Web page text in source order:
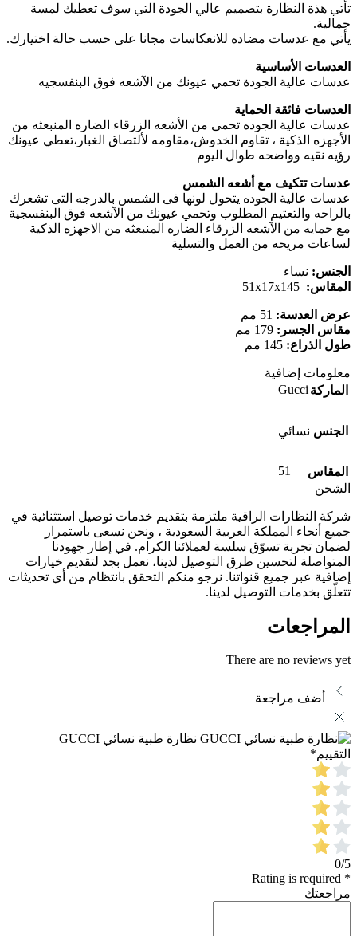
تأتي هذة النظارة بتصميم عالي الجودة التي سوف تعطيك لمسة
جمالية.
يأتي مع عدسات مضاده للانعكاسات مجانا على حسب حالة اختيارك.
العدسات الأساسية
عدسات عالية الجودة تحمي عيونك من الآشعه فوق البنفسجيه
العدسات فائقة الحماية
عدسات عالية الجوده تحمى من الأشعه الزرقاء الضاره المنبعثه من
الأجهزه الذكية ، تقاوم الخدوش،مقاومه لألتصاق الغبار،تعطي عيونك
رؤيه نقيه وواضحه طوال اليوم
عدسات تتكيف مع أشعه الشمس
عدسات عالية الجوده يتحول لونها فى الشمس بالدرجه التى تشعرك
بالراحه والتعتيم المطلوب وتحمي عيونك من الآشعه فوق البنفسجية
مع حمايه من الآشعه الزرقاء الضاره المنبعثه من الاجهزه الذكية
لساعات مريحه من العمل والتسلية
الجنس: نساء
المقاس:
عرض العدسة:
مقاس الجسر:
طول الذراع:
معلومات إضافية
الماركة Gucci
الجنس نسائي
المقاس
51
الشحن
شركة النظارات الراقية ملتزمة بتقديم خدمات توصيل استثنائية في
جميع أنحاء المملكة العربية السعودية ، ونحن نسعى باستمرار
لضمان تجربة تسوّق سلسة لعملائنا الكرام. في إطار جهودنا
المتواصلة لتحسين طرق التوصيل لدينا، نعمل بجد لتقديم خيارات
إضافية عبر جميع قنواتنا. نرجو منكم التحقق بانتظام من أي تحديثات
تتعلّق بخدمات التوصيل لدينا.
المراجعات
There are no reviews yet
أضف مراجعة
نظارة طبية نسائي GUCCI
التقييم*
0/5
* Rating is required
مراجعتك